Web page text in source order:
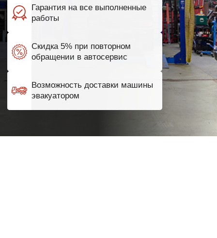
Гарантия на все выполненные
работы
Скидка 5% при повторном
обращении в автосервис
Возможность доставки машины
эвакуатором